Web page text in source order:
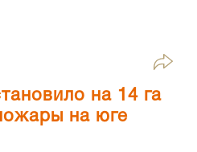
на 14 га
на юге